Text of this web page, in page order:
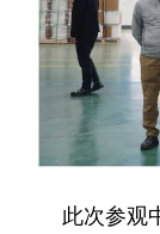
此次参观